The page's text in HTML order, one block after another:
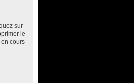
sur
le
en cours